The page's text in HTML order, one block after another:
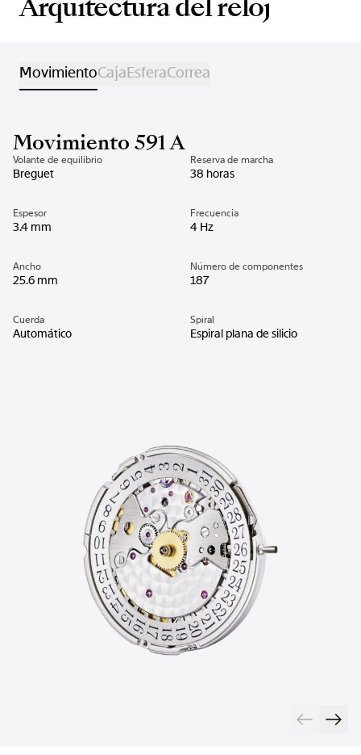
MovimientoCajaEsferaCorrea
Movimiento 591 A
Volante de equilibrio
Breguet
Reserva de marcha
38 horas
Espesor
3.4 mm
Frecuencia
4 Hz
Ancho
25.6 mm
Número de componentes
187
Cuerda
Automático
Spiral
Espiral plana de silicio